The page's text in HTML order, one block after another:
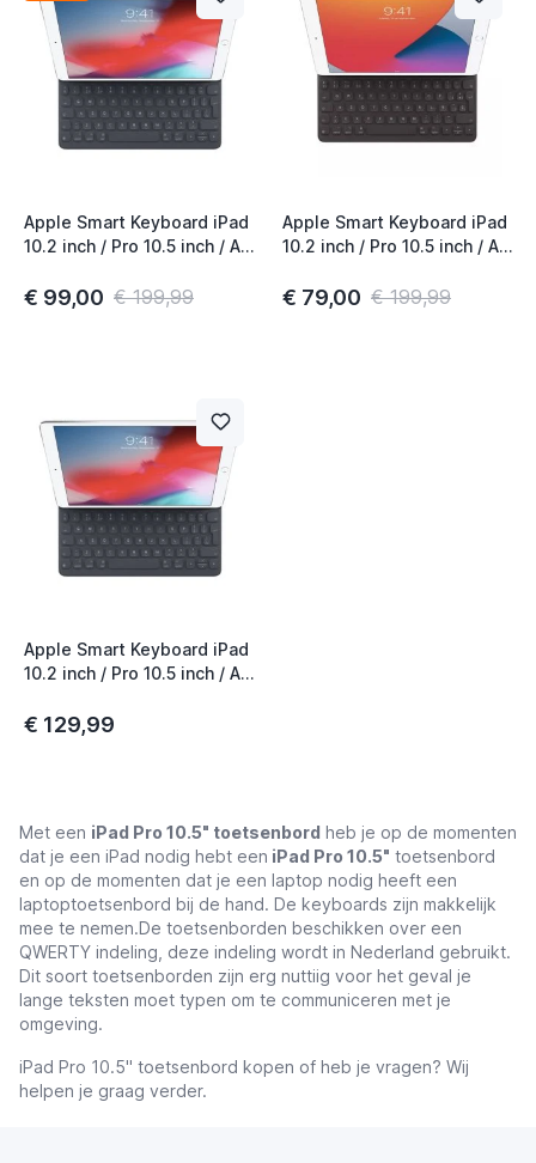
Apple Smart Keyboard iPad
10.2 inch / Pro 10.5 inch / Air
HU Black
€ 99,00 € 199,99
Apple Smart Keyboard iPad
10.2 inch / Pro 10.5 inch / Air
ESP Black
€ 79,00 € 199,99
Apple Smart Keyboard iPad
10.2 inch / Pro 10.5 inch / Air
UK Zwart
€ 129,99
Met een iPad Pro 10.5" toetsenbord heb je op de momenten
dat je een iPad nodig hebt een iPad Pro 10.5" toetsenbord
en op de momenten dat je een laptop nodig heeft een
laptoptoetsenbord bij de hand. De keyboards zijn makkelijk
mee te nemen.De toetsenborden beschikken over een
QWERTY indeling, deze indeling wordt in Nederland gebruikt.
Dit soort toetsenborden zijn erg nuttiig voor het geval je
lange teksten moet typen om te communiceren met je
omgeving.
iPad Pro 10.5" toetsenbord kopen of heb je vragen? Wij
helpen je graag verder.